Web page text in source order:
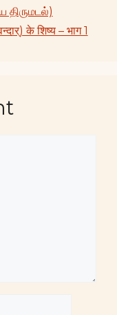
திருமடல்)
के शिष्य – भाग 1